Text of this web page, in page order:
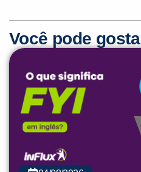
Você pode